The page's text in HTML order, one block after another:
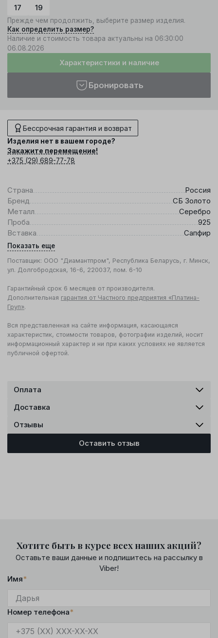
17
19
Прежде чем продолжить, выберите размер изделия.
Как определить размер?
Наличие и стоимость товара актуальны на 06:30:00
06.08.2026
Характеристики и наличие
Бронировать
Бессрочная гарантия и возврат
Изделия нет в вашем городе?
Закажите перемещение!
+375 (29) 689-77-78
Страна
Россия
Бренд
СБ Золото
Металл
Серебро
Проба
925
Вставка
Сапфир
Показать еще
Поставщик: ООО "Диамантпром", Республика Беларусь, г. Минск,
ул. Долгобродская, 16-6, 220037, пом. 6-10
Гарантийный срок 6 месяцев от производителя.
Дополнительная гарантия от Частного предприятия «Платина-
Груп».
Вся представленная на сайте информация, касающаяся
характеристик, стоимости товаров, фотографии изделий, носит
информационный характер и ни при каких условиях не является
публичной офертой.
Оплата
Доставка
Отзывы
Оставить отзыв
Хотите быть в курсе всех наших акций?
Оставьте ваши данные и подпишитесь на рассылку в
Viber!
Имя*
Номер телефона*